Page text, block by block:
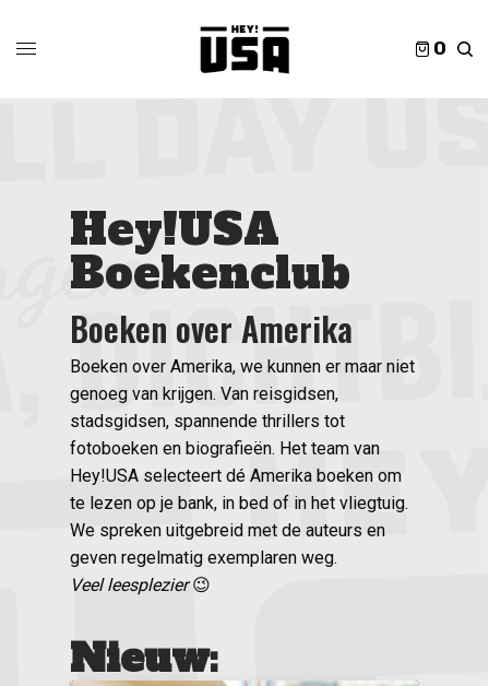
0
Hey!USA
Boekenclub
Boeken over Amerika
Boeken over Amerika, we kunnen er maar niet
genoeg van krijgen. Van reisgidsen,
stadsgidsen, spannende thrillers tot
fotoboeken en biografieën. Het team van
Hey!USA selecteert dé Amerika boeken om
te lezen op je bank, in bed of in het vliegtuig.
We spreken uitgebreid met de auteurs en
geven regelmatig exemplaren weg.
Veel leesplezier😉
Nieuw: